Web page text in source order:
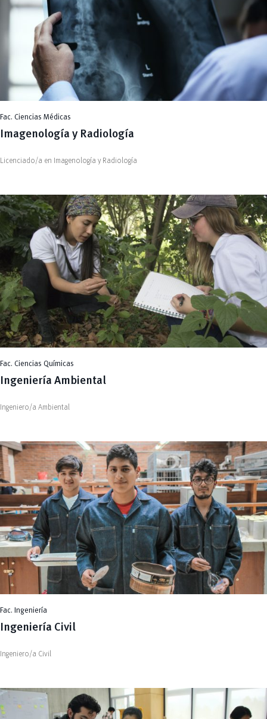
Fac. Ciencias Médicas
Imagenología y Radiología
Licenciado/a en Imagenología y Radiología
Fac. Ciencias Químicas
Ingeniería Ambiental
Ingeniero/a Ambiental
Fac. Ingeniería
Ingeniería Civil
Ingeniero/a Civil